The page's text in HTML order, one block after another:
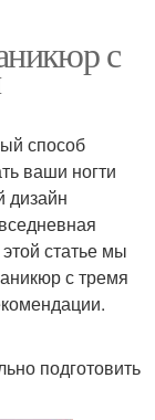
с
способ
ваши ногти
дизайн
статье мы
с тремя
подготовить